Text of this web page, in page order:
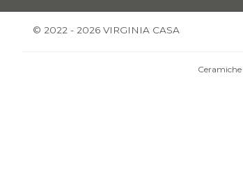
© 2022 - 2026 VIRGINIA CASA